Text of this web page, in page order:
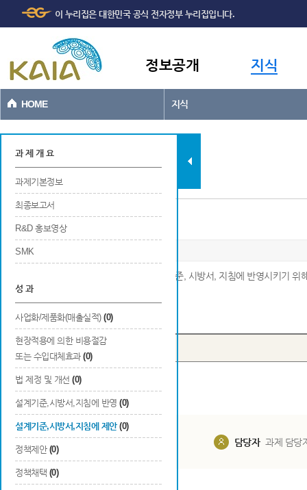
본문바로가기
이 누리집은 대한민국 공식 전자정부 누리집입니다.
정보공개 지식
HOME 지식
과제현황
과 제 개 요
과제기본정보
최종보고서
R&D 홍보영상
SMK
성 과
사업화/제품화(매출실적) (0)
현장적용에 의한 비용절감
또는 수입대체효과 (0)
법 제정 및 개선 (0)
설계기준,시방서,지침에 반영 (0)
설계기준,시방서,지침에 제안 (0)
정책제안 (0)
정책채택 (0)
설계기준, 시방서, 지침에 제안
※ 연구개발 결과가 공공적인 목적으로 설계기준, 시방서, 지침에 반영시키기 위
Total0건
번호 종류
담당자 과제 담당